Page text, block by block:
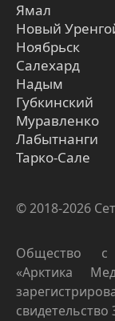
Ямал
Новый
Ноябрьск
Салехард
Надым
Губкинский
Муравленко
Лабытнанги
Тарко-Сале
© 2018-2026
Общество с
«Арктика